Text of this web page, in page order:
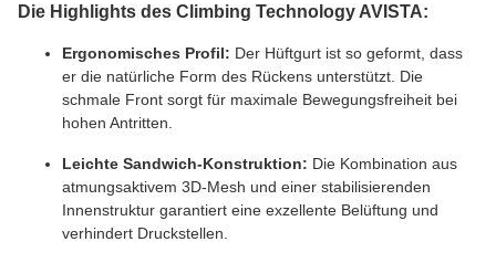
Die Highlights des Climbing Technology AVISTA:
Ergonomisches Profil: Der Hüftgurt ist so geformt, dass
er die natürliche Form des Rückens unterstützt. Die
schmale Front sorgt für maximale Bewegungsfreiheit bei
hohen Antritten.
Leichte Sandwich-Konstruktion: Die Kombination aus
atmungsaktivem 3D-Mesh und einer stabilisierenden
Innenstruktur garantiert eine exzellente Belüftung und
verhindert Druckstellen.